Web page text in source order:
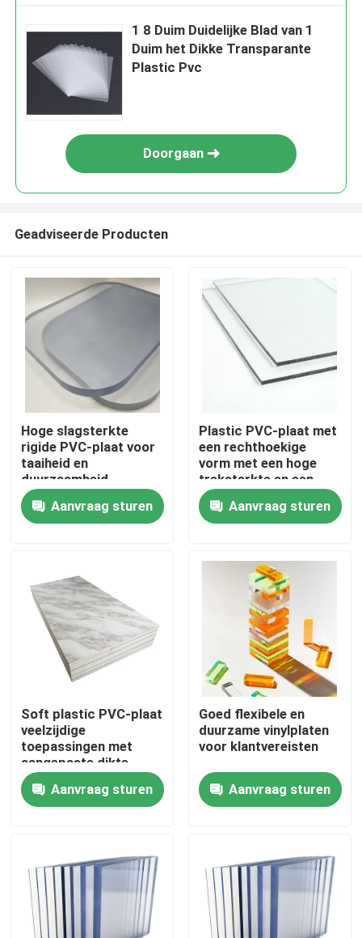
Thuis
Over ons
Producten
Video's
stevig polycarbonaatblad
polycarbonaat hol blad
golfpolycarbonaatblad
Plastic Acrylblad
1 8 Duim Duidelijke Blad van 1
Duim het Dikke Transparante
Plastic Pvc
Doorgaan
Geadviseerde Producten
Hoge slagsterkte
rigide PVC-plaat voor
taaiheid en
duurzaamheid
Aanvraag sturen
Plastic PVC-plaat met
een rechthoekige
vorm met een hoge
treksterkte en een
glad oppervlak
Aanvraag sturen
Soft plastic PVC-plaat
veelzijdige
toepassingen met
aangepaste dikte
Aanvraag sturen
Goed flexibele en
duurzame vinylplaten
voor klantvereisten
Aanvraag sturen